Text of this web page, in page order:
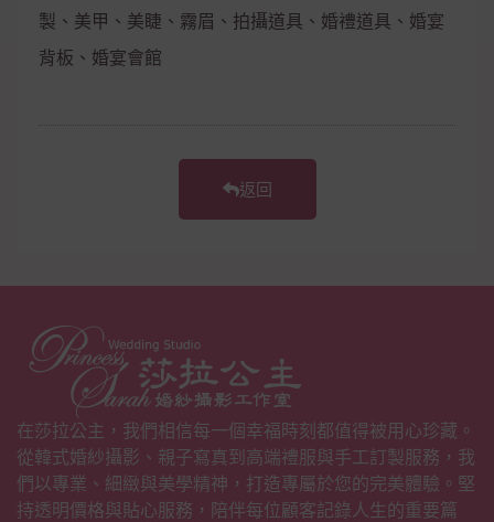
製、美甲、美睫、霧眉、拍攝道具、婚禮道具、婚宴
背板、婚宴會館
返回
在莎拉公主，我們相信每一個幸福時刻都值得被用心珍藏。
從韓式婚紗攝影、親子寫真到高端禮服與手工訂製服務，我
們以專業、細緻與美學精神，打造專屬於您的完美體驗。堅
持透明價格與貼心服務，陪伴每位顧客記錄人生的重要篇